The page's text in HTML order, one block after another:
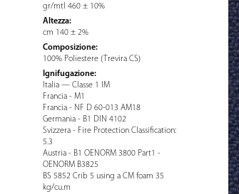
gr/mtl 460 ± 10%
Altezza:
cm 140 ± 2%
Composizione:
100% Poliestere (Trevira CS)
Ignifugazione:
Italia — Classe 1 IM
Francia - M1
Francia - NF D 60-013 AM18
Germania - B1 DIN 4102
Svizzera - Fire Protection Classification:
5.3
Austria - B1 OENORM 3800 Part1 -
OENORM B3825
BS 5852 Crib 5 using a CM foam 35
kg/cu.m